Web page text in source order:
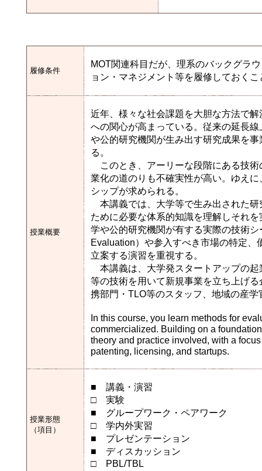
履修条件
MOT関連科目だが、理系のバックグラ
ョン・マネジメント等を履修しておく
授業概要
近年、様々な社会課題を大胆な方法で
への関心が高まっている。従来の延長
や公的研究機関が生み出す研究成果を
る。
このとき、アーリーな段階にある技
業化の道のりも不確実性が高い。ゆえ
シップが求められる。
本講義では、大学等で生み出された
ために必要な体系的知識を理解しそれ
学や公的研究機関が有する実際の技術
Evaluation）や参入すべき市場の特定
立案する演習を重視する。
本講義は、大学発スタートアップの
等の技術を用いて新規事業を立ち上げ
携部門・TLO等のスタッフ、地域の産
In this course, you learn methods for
commercialized. Building on a
theory and practice involved, with a
patenting, licensing, and startups.
授業形態
（項目）
■ 講義・演習
□ 実験
■ グループワーク・ペアワーク
□ 学内外実習
■ プレゼンテーション
■ ディスカッション
□ PBL/TBL